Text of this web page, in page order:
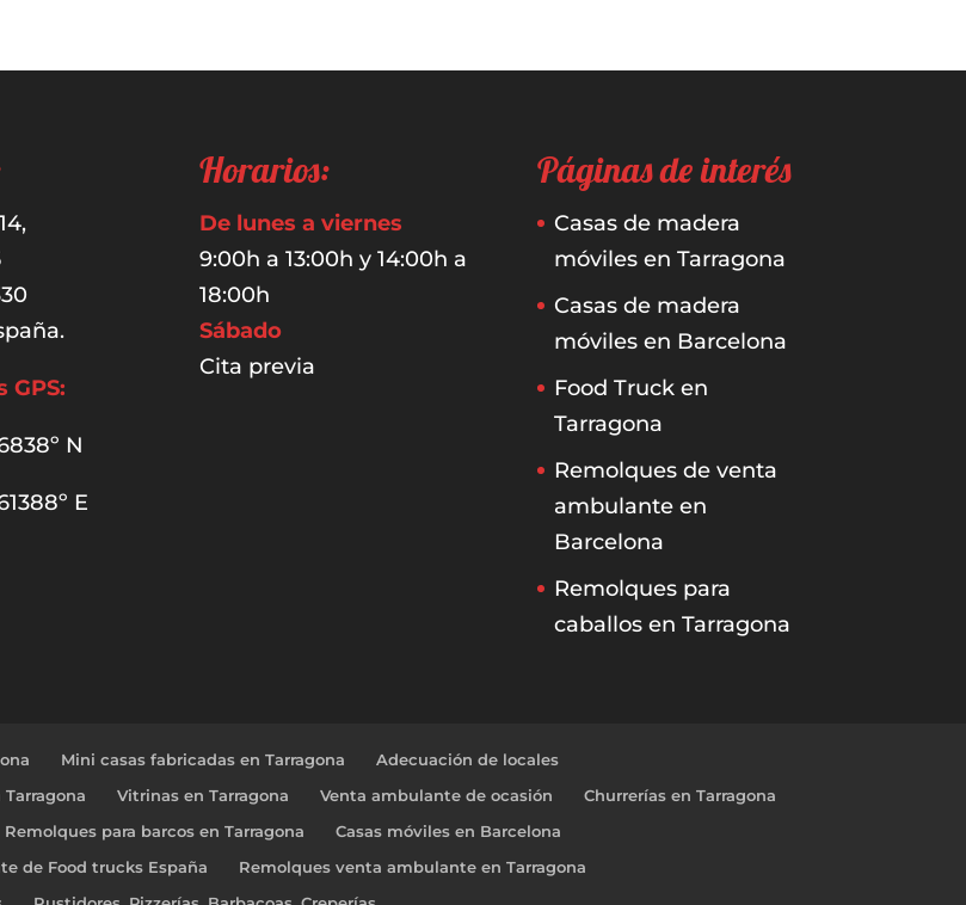
GPS:
N
E
Horarios:
De lunes a viernes
9:00h a 13:00h y 14:00h a
18:00h
Sábado
Cita previa
Páginas de interés
Casas de madera
móviles en Tarragona
Casas de madera
móviles en Barcelona
Food Truck en
Tarragona
Remolques de venta
ambulante en
Barcelona
Remolques para
caballos en Tarragona
Mini casas fabricadas en Tarragona
Adecuación de locales
Vitrinas en Tarragona Venta ambulante de ocasión
Churrerías en Tarragona
Remolques para barcos en Tarragona
Casas móviles en Barcelona
de Food trucks España
Remolques venta ambulante en Tarragona